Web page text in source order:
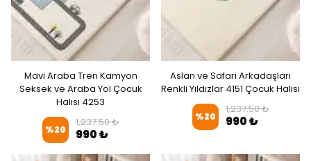
Mavi Araba Tren Kamyon
Seksek ve Araba Yol Çocuk
Halısı 4253
%20
1,237.50 ₺
990 ₺
Aslan ve Safari Arkadaşları
Renkli Yıldızlar 4151 Çocuk Halısı
%20
1,237.50 ₺
990 ₺